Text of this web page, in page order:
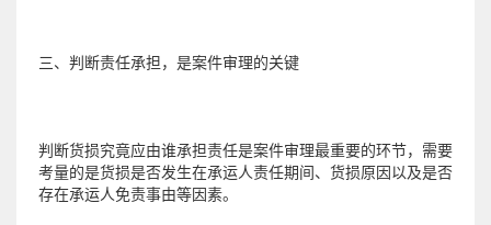
三、判断责任承担，是案件审理的关键
判断货损究竟应由谁承担责任是案件审理最重要的环节，需要
考量的是货损是否发生在承运人责任期间、货损原因以及是否
存在承运人免责事由等因素。